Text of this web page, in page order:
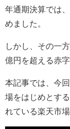
年通期決算では
めました。
しかし、その一
億円を超える赤
本記事では、今
場をはじめとす
れている楽天市